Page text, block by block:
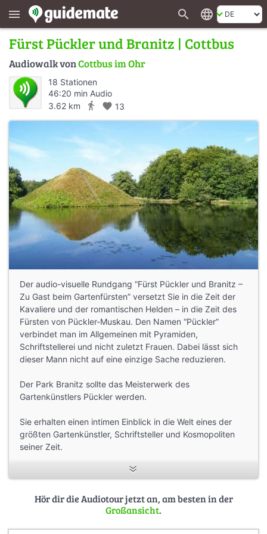
menu search language
Fürst Pückler und Branitz | Cottbus
Audiowalk vonCottbus im Ohr
18 Stationen
46:20 min Audio
3.62 km
directions_walk favorite 13
Der audio-visuelle Rundgang “Fürst Pückler und Branitz –
Zu Gast beim Gartenfürsten” versetzt Sie in die Zeit der
Kavaliere und der romantischen Helden – in die Zeit des
Fürsten von Pückler-Muskau. Den Namen “Pückler”
verbindet man im Allgemeinen mit Pyramiden,
Schriftstellerei und nicht zuletzt Frauen. Dabei lässt sich
dieser Mann nicht auf eine einzige Sache reduzieren.
Der Park Branitz sollte das Meisterwerk des
Gartenkünstlers Pückler werden.
Sie erhalten einen intimen Einblick in die Welt eines der
größten Gartenkünstler, Schriftsteller und Kosmopoliten
seiner Zeit.
Dieser Guide wurde aus einem
einer Creative-Commons-Lizenz zur Verfügung gestellt
Hör dir die Audiotour jetzt an, am besten in der
Großansicht.